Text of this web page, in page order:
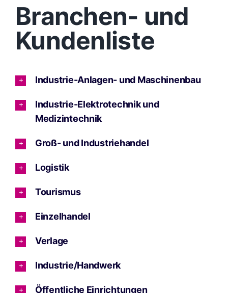
Branchen- und
Kundenliste
Industrie-Anlagen- und Maschinenbau
Industrie-Elektrotechnik und
Medizintechnik
Groß- und Industriehandel
Logistik
Tourismus
Einzelhandel
Verlage
Industrie/Handwerk
Öffentliche Einrichtungen